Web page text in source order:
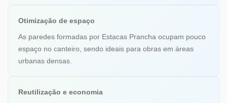
Otimização de espaço
As paredes formadas por Estacas Prancha ocupam pouco
espaço no canteiro, sendo ideais para obras em áreas
urbanas densas.
Reutilização e economia